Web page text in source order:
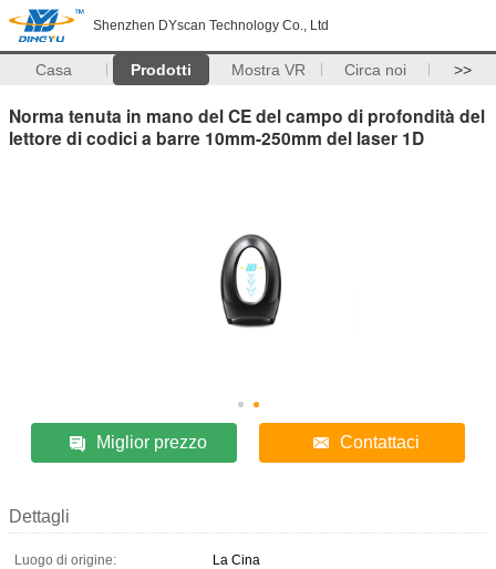
Shenzhen DYscan Technology Co., Ltd
Casa Prodotti Mostra VR Circa noi >>
Norma tenuta in mano del CE del campo di profondità del
lettore di codici a barre 10mm-250mm del laser 1D
Miglior prezzo Contattaci
Dettagli
Luogo di origine:
La Cina